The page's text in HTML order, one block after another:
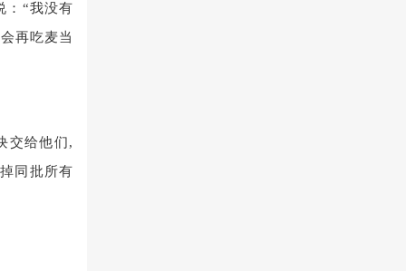
：“我没有
再吃麦当
交给他们,
同批所有